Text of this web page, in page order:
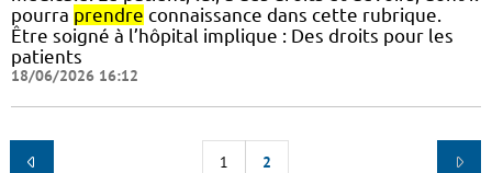
pourra prendre connaissance dans cette rubrique.
Être soigné à l’hôpital implique : Des droits pour les
patients
18/06/2026 16:12
1 2